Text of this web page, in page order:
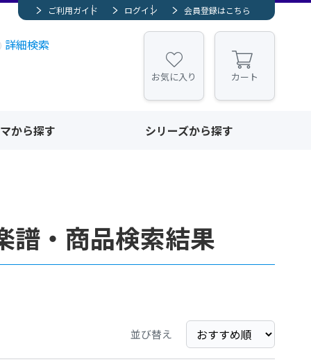
ご利用ガイド ログイン 会員登録はこちら
詳細検索
お気に入り カート
から探す シリーズから探す
・商品検索結果
並び替え